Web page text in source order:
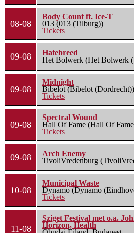
08-08
Body Count ft. Ice-T
013 (013 (Tilburg))
Tickets
09-08
Hatebreed
Het Bolwerk (Het Bolwerk
09-08
Midnight
Bibelot (Bibelot (Dordrecht))
Tickets
09-08
Spectral Wound
Hall Of Fame (Hall Of
Tickets
09-08
Arch Enemy
TivoliVredenburg
10-08
Municipal Waste
Dynamo (Dynamo
Tickets
11-08
Sziget Festival met o.a.
Horizon, Health